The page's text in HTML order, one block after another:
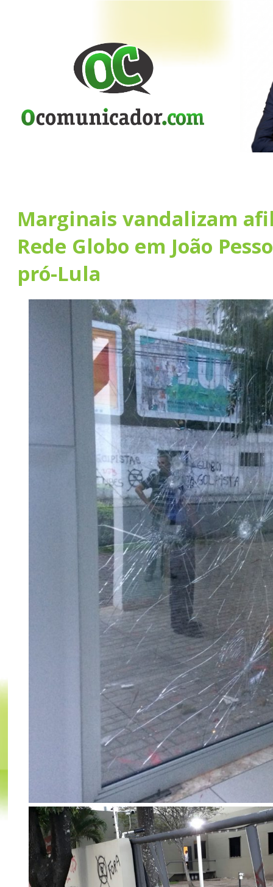
Marginais vandalizam
Rede Globo em João
pró-Lula